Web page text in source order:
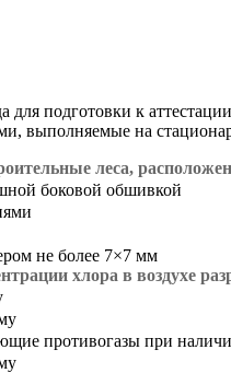
для подготовки к
выполняемые на
леса,
боковой обшивкой
не более 7×7 мм
хлора в воздухе
противогазы при